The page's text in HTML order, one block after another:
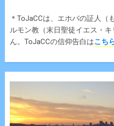
＊ToJaCCは、エホバの証人（
ルモン教（末日聖徒イエス・
ん。ToJaCCの信仰告白はこち